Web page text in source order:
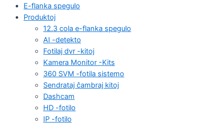
E-flanka spegulo
Produktoj
12.3 cola e-flanka spegulo
AI -detekto
Fotilaj dvr -kitoj
Kamera Monitor -Kits
360 SVM -fotila sistemo
Sendrataj ĉambraj kitoj
Dashcam
HD -fotilo
IP -fotilo